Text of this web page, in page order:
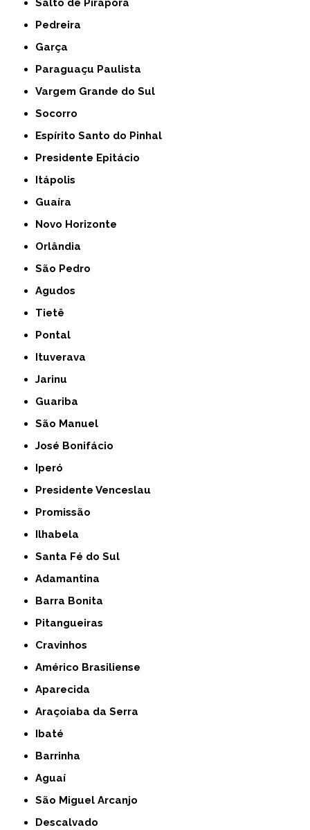
Salto de Pirapora
Pedreira
Garça
Paraguaçu Paulista
Vargem Grande do Sul
Socorro
Espírito Santo do Pinhal
Presidente Epitácio
Itápolis
Guaíra
Novo Horizonte
Orlândia
São Pedro
Agudos
Tietê
Pontal
Ituverava
Jarinu
Guariba
São Manuel
José Bonifácio
Iperó
Presidente Venceslau
Promissão
Ilhabela
Santa Fé do Sul
Adamantina
Barra Bonita
Pitangueiras
Cravinhos
Américo Brasiliense
Aparecida
Araçoiaba da Serra
Ibaté
Barrinha
Aguaí
São Miguel Arcanjo
Descalvado